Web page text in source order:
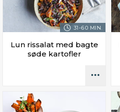
31-60 MIN.
Lun rissalat med bagte
søde kartofler